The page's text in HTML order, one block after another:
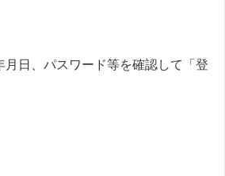
月日、パスワード等を確認して「登